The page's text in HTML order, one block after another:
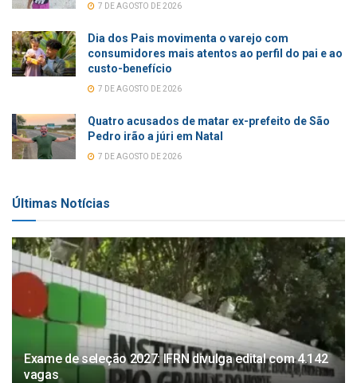
7 DE AGOSTO DE 2026
Dia dos Pais movimenta o varejo com
consumidores mais atentos ao perfil do pai e ao
custo-benefício
7 DE AGOSTO DE 2026
Quatro acusados de matar ex-prefeito de São
Pedro irão a júri em Natal
7 DE AGOSTO DE 2026
Últimas Notícias
Exame de seleção 2027: IFRN divulga edital com 4.142
vagas